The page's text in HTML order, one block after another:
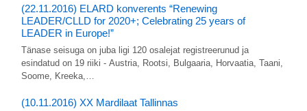
(22.11.2016) ELARD konverents “Renewing
LEADER/CLLD for 2020+; Celebrating 25 years of
LEADER in Europe!”
Tänase seisuga on juba ligi 120 osalejat registreerunud ja
esindatud on 19 riiki - Austria, Rootsi, Bulgaaria, Horvaatia, Taani,
Soome, Kreeka,…
(10.11.2016) XX Mardilaat Tallinnas